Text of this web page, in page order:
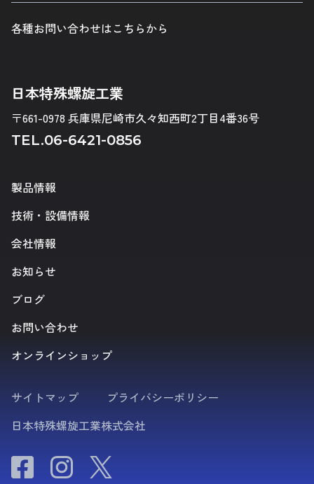
各種お問い合わせはこちらから
日本特殊螺旋工業
〒661-0978 兵庫県尼崎市久々知西町2丁目4番36号
TEL.06-6421-0856
製品情報
技術・設備情報
会社情報
お知らせ
ブログ
お問い合わせ
オンラインショップ
サイトマップ
プライバシーポリシー
日本特殊螺旋工業株式会社